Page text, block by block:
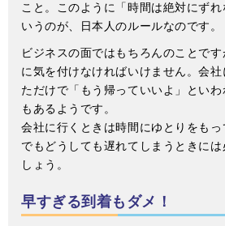
こと。このように「時間は絶対にず
いうのが、日本人のルールなのです。
ビジネスの面ではもちろんのことで
に気を付けなければいけません。会
ただけで「もう帰っていいよ」とい
もあるようです。
会社に行くときは時間にゆとりをも
でもどうしても遅れてしまうときに
しょう。
早すぎる到着もダメ！